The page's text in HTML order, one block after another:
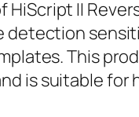
II
This
is suitable